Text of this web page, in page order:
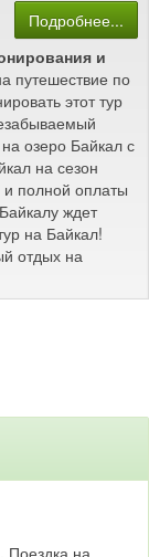
Подробнее...
и
путешествие по
этот тур
озеро Байкал с
на сезон
полной оплаты
ждет
на Байкал!
отдых на